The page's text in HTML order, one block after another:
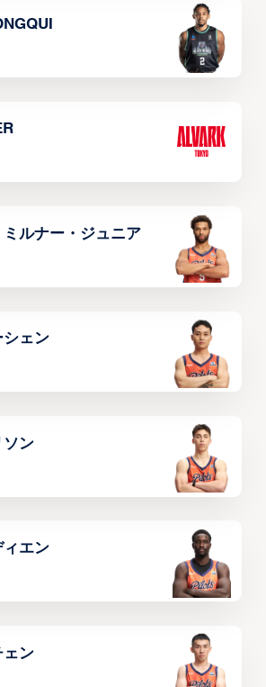
ルナー・ジュニア
シェン
ソン
ィエン
ェン